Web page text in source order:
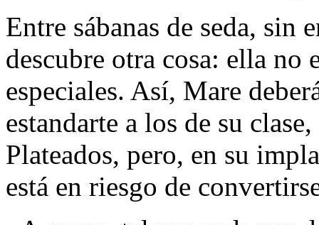
Entre sábanas de seda, sin
descubre otra cosa: ella no
especiales. Así, Mare
estandarte a los de su
Plateados, pero, en su
está en riesgo de